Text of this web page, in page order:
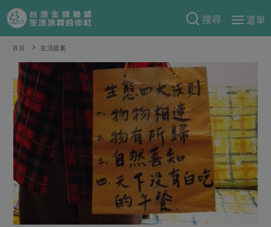
搜尋
選單
產品分類
當季蔬果
一籃菜 當令水果
芽苗類 蕈菇類
辛香料類
奶蛋豆・五穀
蛋 乳製品
豆製品 米麵雜糧
食譜料理
食材
米食
麵食
肉食
海鮮
常備菜
特別企畫
預購活動
把最好的台灣味帶回家！
防災用品預購圓滿結束
2026年端午節預購圓滿結束
更多預購活動
綠主張
觀點文章
主婦食堂 一籃菜真心話
社內大小事 合作聯合國
關於合作社
認識合作社
關於我們
首頁 生活提案